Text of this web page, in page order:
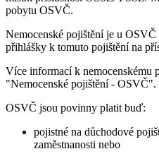
pobytu OSVČ.
Nemocenské pojištění je u
přihlášky k tomuto pojištění na
Více informací k nemocenskému
"Nemocenské pojištění - OSVČ".
OSVČ jsou povinny platit buď:
pojistné na důchodové
zaměstnanosti nebo